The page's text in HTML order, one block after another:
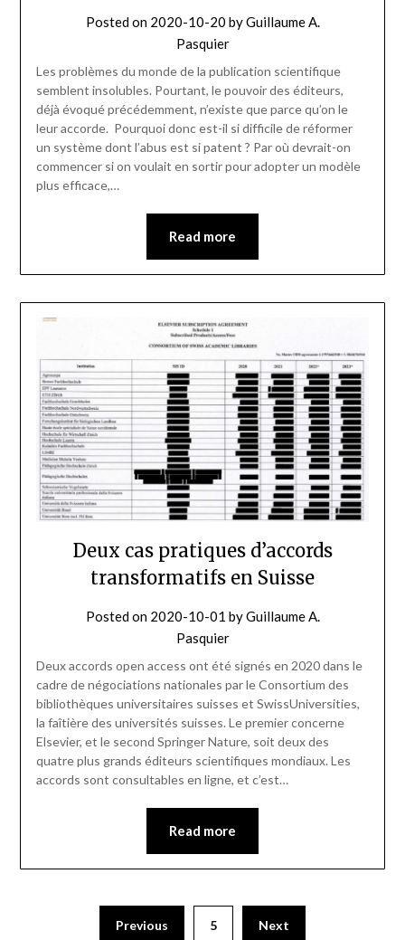
Posted on 2020-10-20 byGuillaume A.
Pasquier
Les problèmes du monde de la publication scientifique
semblent insolubles. Pourtant, le pouvoir des éditeurs,
déjà évoqué précédemment, n’existe que parce qu’on le
leur accorde. Pourquoi donc est-il si difficile de réformer
un système dont l’abus est si patent ? Par où devrait-on
commencer si on voulait en sortir pour adopter un modèle
plus efficace,…
Read more
Deux cas pratiques d’accords
transformatifs en Suisse
Posted on 2020-10-01 byGuillaume A.
Pasquier
Deux accords open access ont été signés en 2020 dans le
cadre de négociations nationales par le Consortium des
bibliothèques universitaires suisses et SwissUniversities,
la faîtière des universités suisses. Le premier concerne
Elsevier, et le second Springer Nature, soit deux des
quatre plus grands éditeurs scientifiques mondiaux. Les
accords sont consultables en ligne, et c’est…
Read more
PaginationPrevious 5 Next